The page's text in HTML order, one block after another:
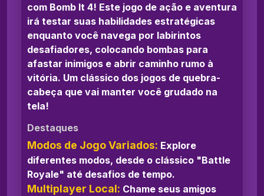
com Bomb It 4! Este jogo de ação e aventura
irá testar suas habilidades estratégicas
enquanto você navega por labirintos
desafiadores, colocando bombas para
afastar inimigos e abrir caminho rumo à
vitória. Um clássico dos jogos de quebra-
cabeça que vai manter você grudado na
tela!
Destaques
Modos de Jogo Variados: Explore
diferentes modos, desde o clássico "Battle
Royale" até desafios de tempo.
Multiplayer Local: Chame seus amigos